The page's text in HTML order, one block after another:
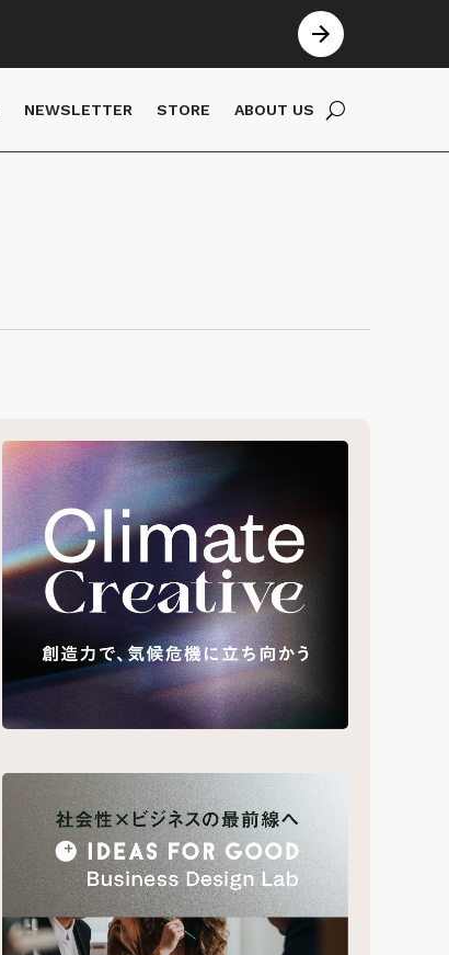
NEWSLETTER STORE ABOUT US